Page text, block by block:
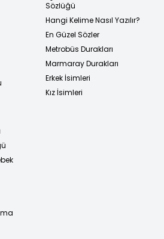
Sözlüğü
Hangi Kelime Nasıl Yazılır?
En Güzel Sözler
Metrobüs Durakları
Marmaray Durakları
Erkek İsimleri
Kız İsimleri